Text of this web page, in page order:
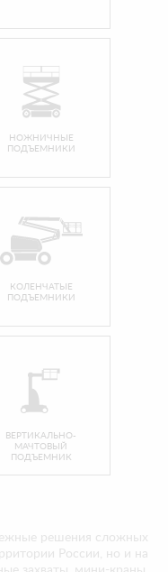
НОЖНИЧНЫЕ
ПОДЪЕМНИКИ
КОЛЕНЧАТЫЕ
ПОДЪЕМНИКИ
ВЕРТИКАЛЬНО-
МАЧТОВЫЙ
ПОДЪЕМНИК
решения сложных
России, но и на